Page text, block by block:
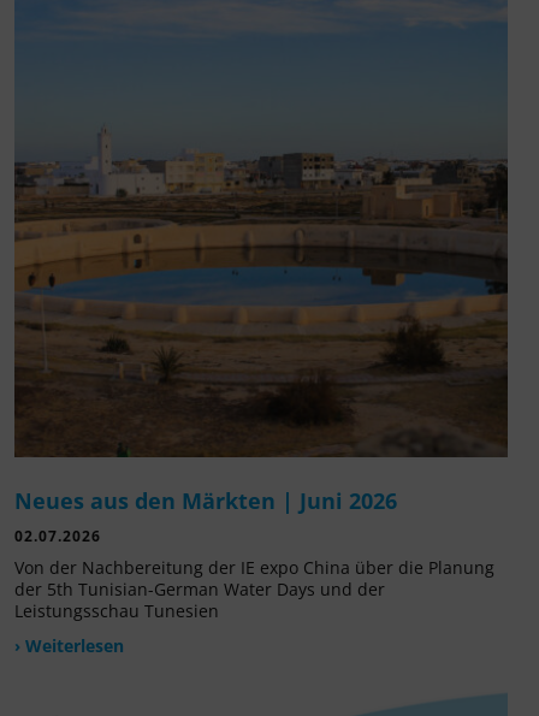
Neues aus den Märkten | Juni 2026
02.07.2026
Von der Nachbereitung der IE expo China über die Planung
der 5th Tunisian-German Water Days und der
Leistungsschau Tunesien
› Weiterlesen